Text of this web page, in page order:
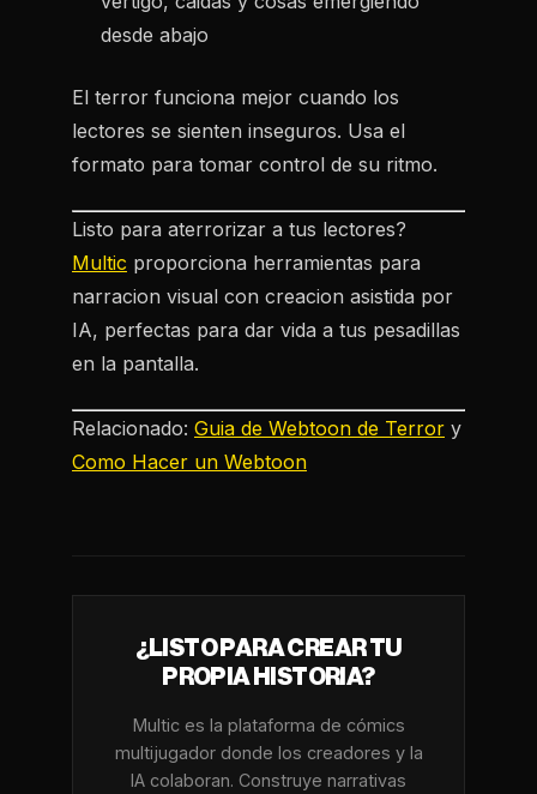
desde abajo
El terror funciona mejor cuando los
lectores se sienten inseguros. Usa el
formato para tomar control de su ritmo.
Listo para aterrorizar a tus lectores?
Multic proporciona herramientas para
narracion visual con creacion asistida por
IA, perfectas para dar vida a tus pesadillas
en la pantalla.
Relacionado: Guia de Webtoon de Terror y
Como Hacer un Webtoon
¿LISTO PARA CREAR TU
PROPIA HISTORIA?
Multic es la plataforma de cómics
multijugador donde los creadores y la
IA colaboran. Construye narrativas